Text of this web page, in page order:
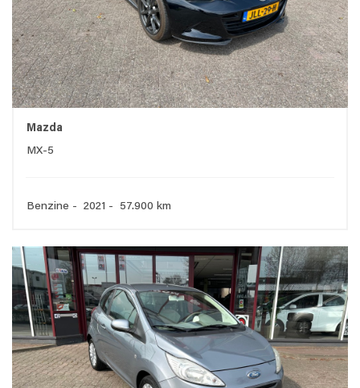
Mazda
MX-5
Benzine - 2021 - 57.900 km